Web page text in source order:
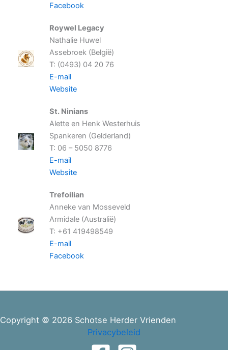
Facebook
Roywel Legacy
Nathalie Huwel
Assebroek (België)
T: (0493) 04 20 76
E-mail
Website
St. Ninians
Alette en Henk Westerhuis
Spankeren (Gelderland)
T: 06 – 5050 8776
E-mail
Website
Trefoilian
Anneke van Mosseveld
Armidale (Australië)
T: +61 419498549
E-mail
Facebook
Copyright © 2026 Schotse Herder Vrienden
Privacybeleid